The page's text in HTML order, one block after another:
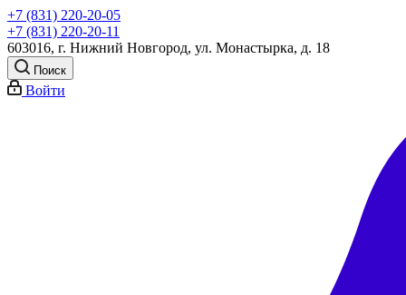
+7 (831) 220-20-05
+7 (831) 220-20-11
603016, г. Нижний Новгород, ул. Монастырка, д. 18
Поиск
Войти